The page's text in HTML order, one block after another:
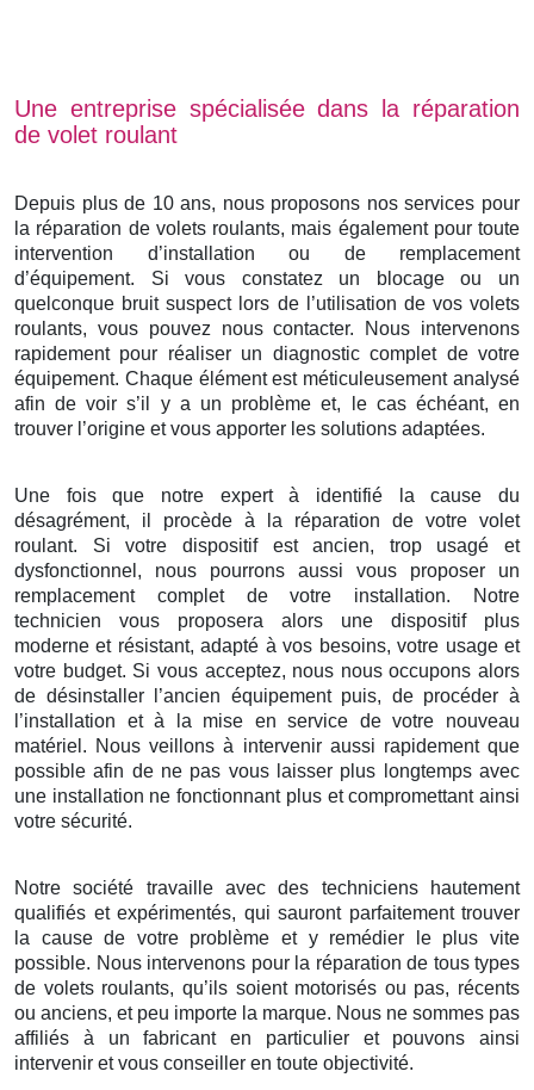
Une entreprise spécialisée dans la réparation
de volet roulant
Depuis plus de 10 ans, nous proposons nos services pour
la réparation de volets roulants, mais également pour toute
intervention d’installation ou de remplacement
d’équipement. Si vous constatez un blocage ou un
quelconque bruit suspect lors de l’utilisation de vos volets
roulants, vous pouvez nous contacter. Nous intervenons
rapidement pour réaliser un diagnostic complet de votre
équipement. Chaque élément est méticuleusement analysé
afin de voir s’il y a un problème et, le cas échéant, en
trouver l’origine et vous apporter les solutions adaptées.
Une fois que notre expert à identifié la cause du
désagrément, il procède à la réparation de votre volet
roulant. Si votre dispositif est ancien, trop usagé et
dysfonctionnel, nous pourrons aussi vous proposer un
remplacement complet de votre installation. Notre
technicien vous proposera alors une dispositif plus
moderne et résistant, adapté à vos besoins, votre usage et
votre budget. Si vous acceptez, nous nous occupons alors
de désinstaller l’ancien équipement puis, de procéder à
l’installation et à la mise en service de votre nouveau
matériel. Nous veillons à intervenir aussi rapidement que
possible afin de ne pas vous laisser plus longtemps avec
une installation ne fonctionnant plus et compromettant ainsi
votre sécurité.
Notre société travaille avec des techniciens hautement
qualifiés et expérimentés, qui sauront parfaitement trouver
la cause de votre problème et y remédier le plus vite
possible. Nous intervenons pour la réparation de tous types
de volets roulants, qu’ils soient motorisés ou pas, récents
ou anciens, et peu importe la marque. Nous ne sommes pas
affiliés à un fabricant en particulier et pouvons ainsi
intervenir et vous conseiller en toute objectivité.